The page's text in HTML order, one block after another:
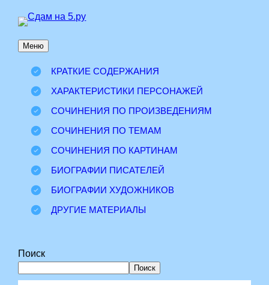
Перейти
содержимому
Меню
КРАТКИЕ СОДЕРЖАНИЯ
ХАРАКТЕРИСТИКИ ПЕРСОНАЖЕЙ
СОЧИНЕНИЯ ПО ПРОИЗВЕДЕНИЯМ
СОЧИНЕНИЯ ПО ТЕМАМ
СОЧИНЕНИЯ ПО КАРТИНАМ
БИОГРАФИИ ПИСАТЕЛЕЙ
БИОГРАФИИ ХУДОЖНИКОВ
ДРУГИЕ МАТЕРИАЛЫ
Поиск
Поиск